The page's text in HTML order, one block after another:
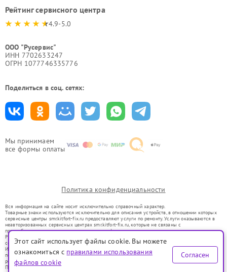
Мы принимаем
все формы оплаты
Рейтинг сервисного центра
4.9-5.0
ООО "Русервис"
ИНН 7702633247
ОГРН 1077746335776
Поделиться в соц. сетях:
Политика конфиденциальности
Вся информация на сайте носит исключительно справочный характер.
Товарные знаки используются исключительно для описания устройств, в отношении которых
сервисные центры smr.kitfort-fix.ru предоставляют услуги по ремонту. Услуги оказываются в
неавторизованных сервисных центрах smr.kitfort-fix.ru, которые не связаны с
правообладателями товарных знаков или их официальными представителями.
Ремонт осуществляется для устройств, уже введенных в гражданский оборот в соответствии
со статьей 1487 ГК РФ.
Использование товарных знаков не преследует цели индивидуализации услуг или введения
потребителей в заблуждение, а служит для информирования о предоставляемых услугах по
ремонту техники указанных брендов.
Представленная на сайте информация не является публичной офертой, определяемой
Этот сайт использует файлы cookie. Вы можете
ознакомиться с правилами использования
файлов cookie
Согласен